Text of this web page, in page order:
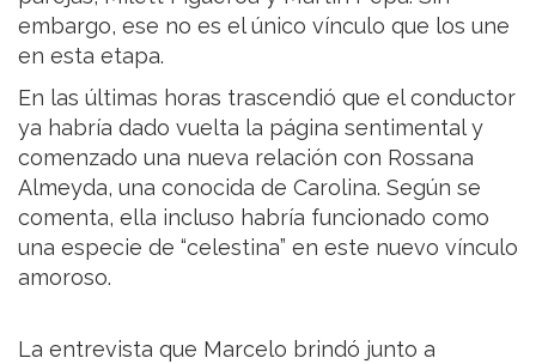
embargo, ese no es el único vínculo que los une
en esta etapa.
En las últimas horas trascendió que el conductor
ya habría dado vuelta la página sentimental y
comenzado una nueva relación con Rossana
Almeyda, una conocida de Carolina. Según se
comenta, ella incluso habría funcionado como
una especie de “celestina” en este nuevo vínculo
amoroso.
La entrevista que Marcelo brindó junto a